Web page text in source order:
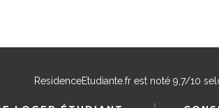
ResidenceEtudiante.frest noté 9,7/10